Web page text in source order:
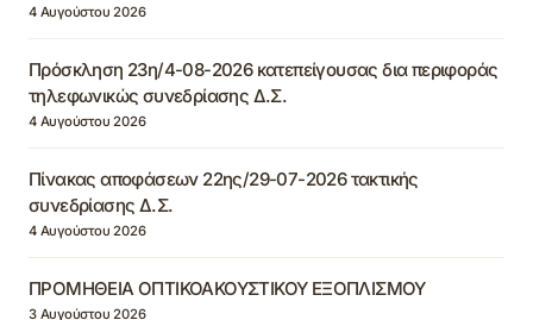
4 Αυγούστου 2026
Πρόσκληση 23η/4-08-2026 κατεπείγουσας δια περιφοράς
τηλεφωνικώς συνεδρίασης Δ.Σ.
4 Αυγούστου 2026
Πίνακας αποφάσεων 22ης/29-07-2026 τακτικής
συνεδρίασης Δ.Σ.
4 Αυγούστου 2026
ΠΡΟΜΗΘΕΙΑ ΟΠΤΙΚΟΑΚΟΥΣΤΙΚΟΥ ΕΞΟΠΛΙΣΜΟΥ
3 Αυγούστου 2026